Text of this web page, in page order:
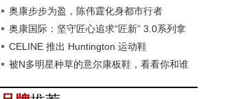
奥康步步为盈，陈伟霆化身都市行者
奥康国际：坚守匠心追求“匠新” 3.0系列拿
捏多种穿着场景
CELINE 推出 Huntington 运动鞋
被N多明星种草的意尔康板鞋，看看你和谁